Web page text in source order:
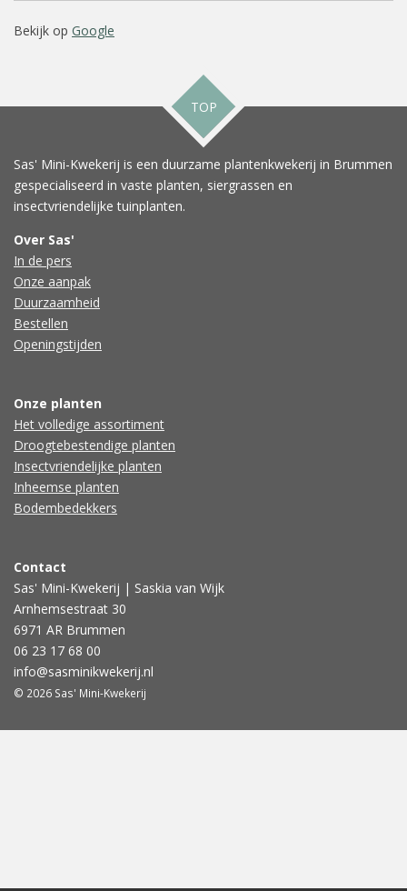
Bekijk op Google
TOP
Sas' Mini-Kwekerij is een duurzame plantenkwekerij in Brummen
gespecialiseerd in vaste planten, siergrassen en
insectvriendelijke tuinplanten.
Over Sas'
In de pers
Onze aanpak
Duurzaamheid
Bestellen
Openingstijden
Onze planten
Het volledige assortiment
Droogtebestendige planten
Insectvriendelijke planten
Inheemse planten
Bodembedekkers
Contact
Sas' Mini-Kwekerij | Saskia van Wijk
Arnhemsestraat 30
6971 AR Brummen
06 23 17 68 00
info@sasminikwekerij.nl
© 2026 Sas' Mini-Kwekerij